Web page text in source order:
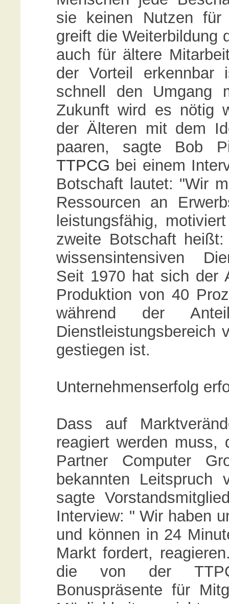
sie keinen Nutzen für
greift die Weiterbildung
auch für ältere
der Vorteil erkennbar
schnell den Umgang
Zukunft wird es nötig
der Älteren mit dem
paaren, sagte Bob
TTPCG bei einem
Botschaft lautet: "Wir
Ressourcen an
leistungsfähig,
zweite Botschaft
wissensintensiven
Seit 1970 hat sich der
Produktion von 40
während der
Dienstleistungsbereich
gestiegen ist.
Unternehmenserfolg
Dass auf
reagiert werden muss,
Partner Computer
bekannten
sagte
Interview: " Wir haben
und können in 24
Markt fordert,
die von der
Bonuspräsente für